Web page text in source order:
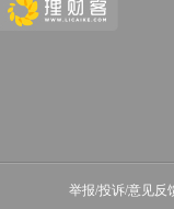
举报/投诉/意见反